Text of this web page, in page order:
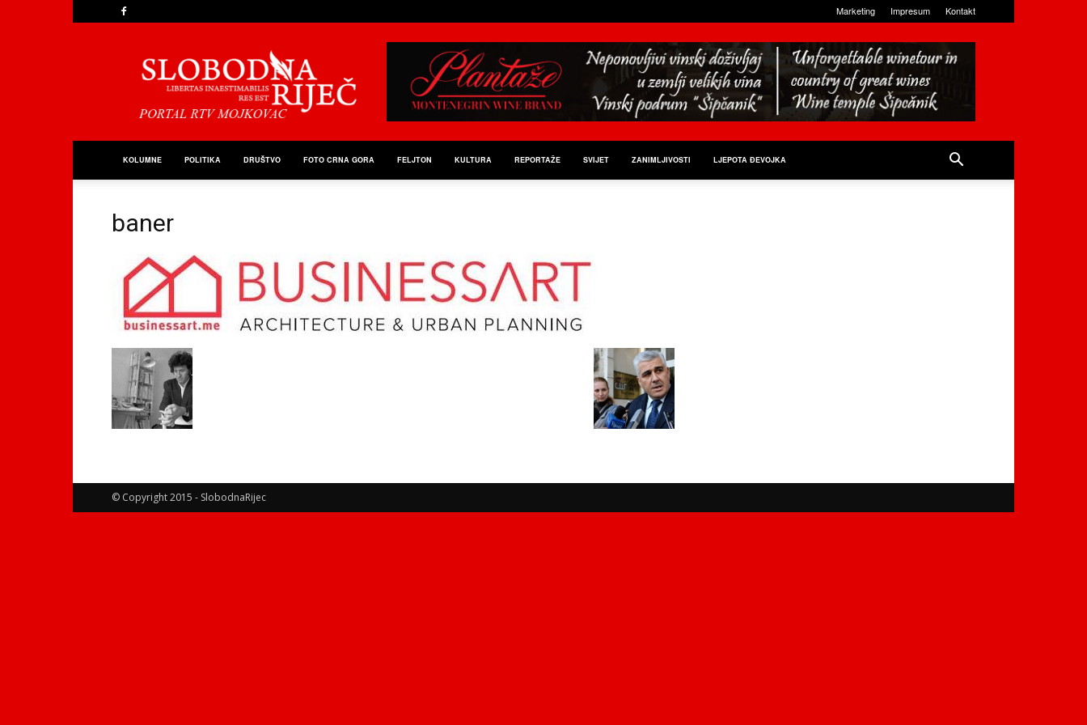
Marketing Impresum Kontakt
Riječ
KOLUMNE POLITIKA DRUŠTVO FOTO CRNA GORA FELJTON KULTURA REPORTAŽE SVIJET ZANIMLJIVOSTI LJEPOTA ĐEVOJKA
baner
© Copyright 2015 - SlobodnaRijec